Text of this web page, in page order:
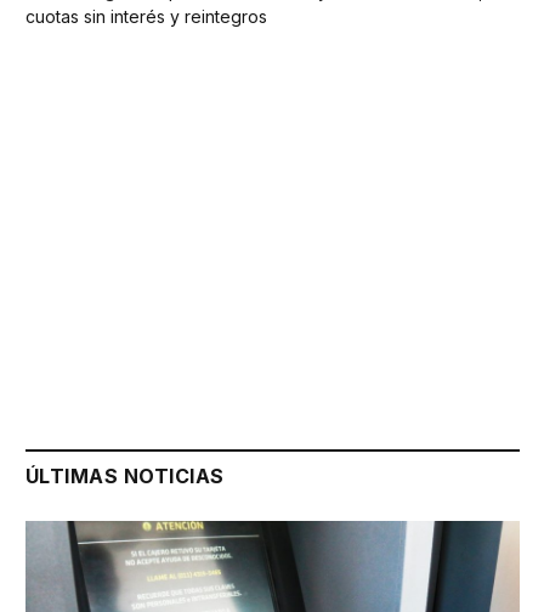
cuotas sin interés y reintegros
ÚLTIMAS NOTICIAS